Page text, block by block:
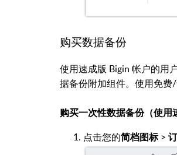
购买数据备份
使用速成版 Bigin 帐户的用
据备份附加组件。使用免费
购买一次性数据备份（使用
点击您的简档图标>